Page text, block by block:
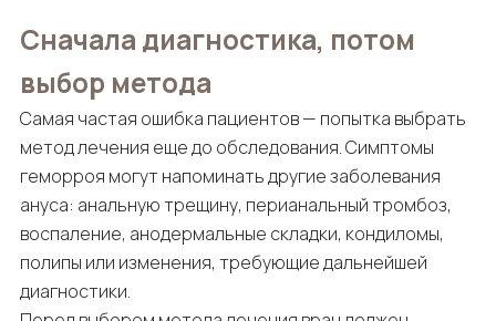
Сначала диагностика, потом
выбор метода
Самая частая ошибка пациентов — попытка выбрать
метод лечения еще до обследования. Симптомы
геморроя могут напоминать другие заболевания
ануса: анальную трещину, перианальный тромбоз,
воспаление, анодермальные складки, кондиломы,
полипы или изменения, требующие дальнейшей
диагностики.